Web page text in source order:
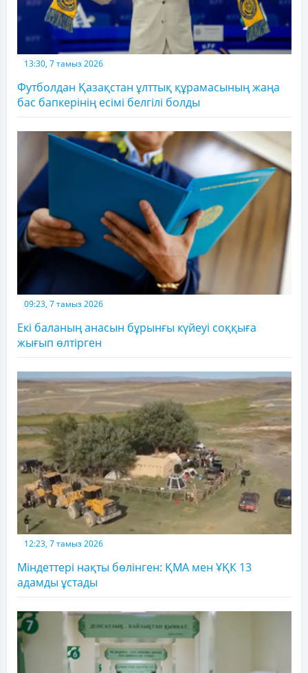
13:30, 7 тамыз 2026
Футболдан Қазақстан ұлттық құрамасының жаңа
бас бапкерінің есімі белгілі болды
09:23, 7 тамыз 2026
Екі баланың анасын бұрынғы күйеуі соққыға
жығып өлтірген
12:23, 7 тамыз 2026
Міндеттері нақты бөлінген: ҚМА мен ҰҚК 13
адамды ұстады